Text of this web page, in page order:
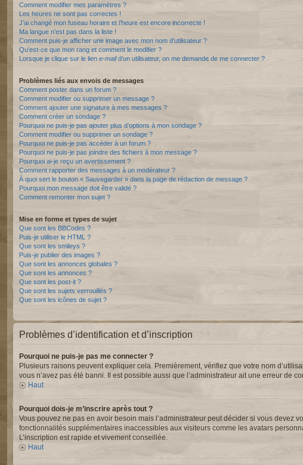
Comment modifier mes paramètres ?
Les heures ne sont pas correctes !
J’ai changé mon fuseau horaire et l’heure est encore incorrecte !
Ma langue n’est pas dans la liste !
Comment puis-je afficher une image avec mon nom d’utilisateur ?
Qu’est-ce que mon rang et comment le modifier ?
Lorsque je clique sur le lien e-maild’un utilisateur, on me demande de me connecter ?
Problèmes liés aux envois de messages
Comment poster dans un forum ?
Comment modifier ou supprimer un message ?
Comment ajouter une signature à mes messages ?
Comment créer un sondage ?
Pourquoi ne puis-je pas ajouter plus d’options à mon sondage ?
Comment modifier ou supprimer un sondage ?
Pourquoi ne puis-je pas accéder à un forum ?
Pourquoi ne puis-je pas joindre des fichiers à mon message ?
Pourquoi ai-je reçu un avertissement ?
Comment rapporter des messages à un modérateur ?
À quoi sert le bouton « Sauvegarder » dans la page de rédaction de message ?
Pourquoi mon message doit être validé ?
Comment remonter mon sujet ?
Mise en forme et types de sujet
Que sont les BBCodes ?
Puis-je utiliser le HTML ?
Que sont les smileys ?
Puis-je publier des images ?
Que sont les annonces globales ?
Que sont les annonces ?
Que sont les post-it ?
Que sont les sujets verrouillés ?
Que sont les icônes de sujet ?
Problèmes d’identification et d’inscription
Pourquoi ne puis-je pas me connecter ?
Plusieurs raisons peuvent expliquer cela. Premièrement, vérifiez que votre nom
vous n’avez pas été banni. Il est possible aussi que l’administrateur ait une erreur de
Haut
Pourquoi dois-je m’inscrire après tout ?
Vous pouvez ne pas en avoir besoin mais l’administrateur peut décider si vous devez
fonctionnalités supplémentaires inaccessibles aux visiteurs comme les avatars
L’inscription est rapide et vivement conseillée.
Haut